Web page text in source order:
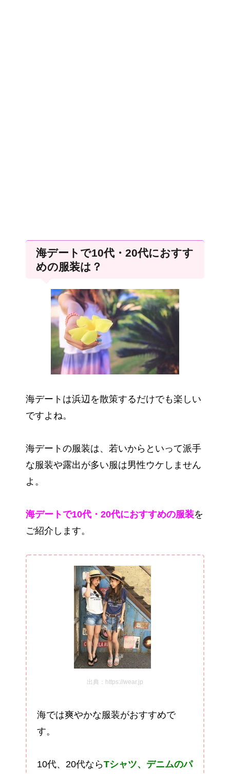
海デートで10代・20代におすす
めの服装は？
海デートは浜辺を散策するだけでも楽しい
ですよね。
海デートの服装は、若いからといって派手
な服装や露出が多い服は男性ウケしません
よ。
海デートで10代・20代におすすめの服装を
ご紹介します。
出典：https://wear.jp
海では爽やかな服装がおすすめで
す。
10代、20代ならTシャツ、デニムのパ